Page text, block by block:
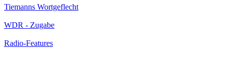
Tiemanns Wortgeflecht
WDR - Zugabe
Radio-Features